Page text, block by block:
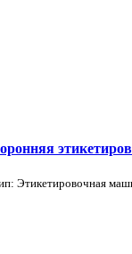
Этикетировочная